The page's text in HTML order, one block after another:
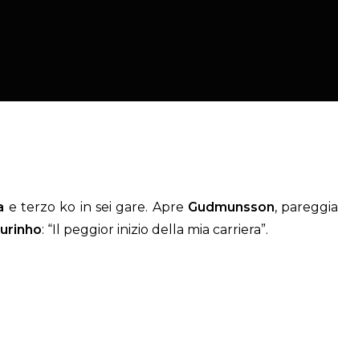
e terzo ko in sei gare. Apre Gudmunsson, pareggia
: “Il peggior inizio della mia carriera”.